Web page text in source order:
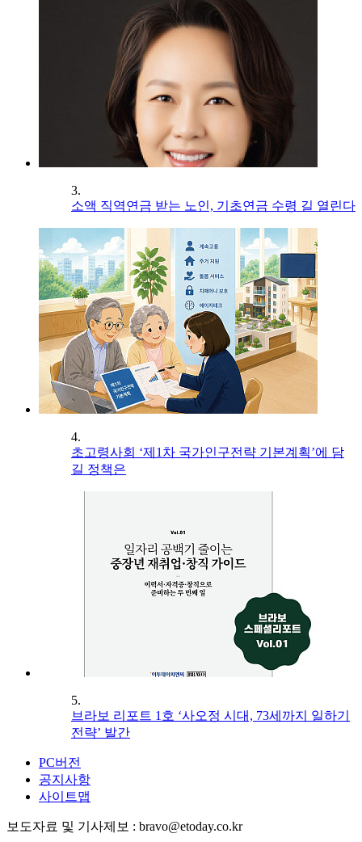
3.
소액 직역연금 받는 노인, 기초연금 수령 길 열린다
4.
초고령사회 ‘제1차 국가인구전략 기본계획’에 담
길 정책은
5.
브라보 리포트 1호 ‘사오정 시대, 73세까지 일하기
전략’ 발간
PC버전
공지사항
사이트맵
보도자료 및 기사제보 : bravo@etoday.co.kr